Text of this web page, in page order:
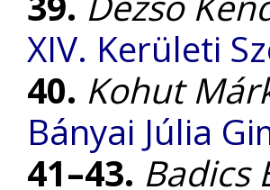
XIV. Kerületi
40. Kohut
Bányai Júlia
41–43. Badics